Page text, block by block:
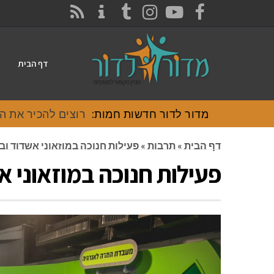
FACEBOOK
YOUTUBE
INSTAGRAM
TUMBLR
דף הבית
מדור לדור חדשות חמות: רוצים להכיר את
דף הבית » תרבות » פעילות חנוכה במוזאוני אשדוד
פעילות חנוכה